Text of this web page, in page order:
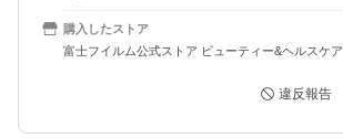
購入したストア
富士フイルム公式ストア ビューティー&ヘルスケア
違反報告